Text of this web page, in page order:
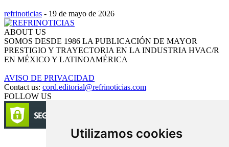
Utilizamos cookies
refrinoticias - 19 de mayo de 2026
ABOUT US
SOMOS DESDE 1986 LA PUBLICACIÓN DE MAYOR
PRESTIGIO Y TRAYECTORIA EN LA INDUSTRIA HVAC/R
EN MÉXICO Y LATINOAMÉRICA
AVISO DE PRIVACIDAD
Contact us: cord.editorial@refrinoticias.com
FOLLOW US